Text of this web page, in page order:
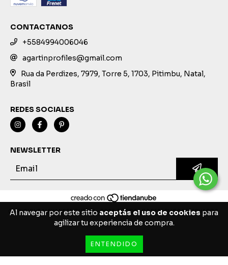
Al navegar por este sitio aceptás el uso de cookies para
agilizar tu experiencia de compra.
ENTENDIDO
CONTACTANOS
+5584994006046
agartinprofiles@gmail.com
Rua da Perdizes, 7979, Torre 5, 1703, Pitimbu, Natal,
Brasil
REDES SOCIALES
NEWSLETTER
COPYRIGHT ALEXANDRE GUEDES - 2026. TODOS LOS DERECHOS RESERVADOS.